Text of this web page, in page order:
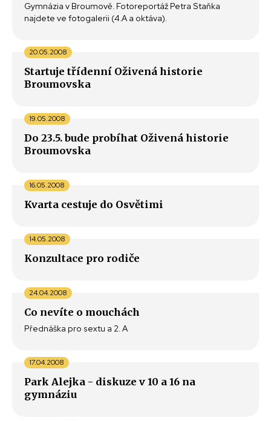
Gymnázia v Broumově. Fotoreportáž Petra Staňka
najdete ve fotogalerii (4.A a oktáva).
Startuje třídenní Oživená historie
Broumovska
20.05.2008
Do 23.5. bude probíhat Oživená historie
Broumovska
19.05.2008
Kvarta cestuje do Osvětimi
16.05.2008
Konzultace pro rodiče
14.05.2008
Co nevíte o mouchách
24.04.2008
Přednáška pro sextu a 2. A
Park Alejka - diskuze v 10 a 16 na
gymnáziu
17.04.2008